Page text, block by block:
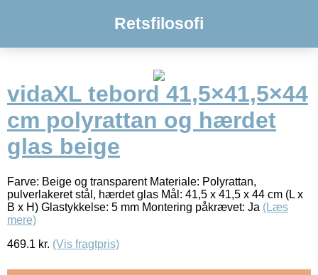
Retsfilosofi
vidaXL tebord 41,5×41,5×44
cm polyrattan og hærdet
glas beige
Farve: Beige og transparent Materiale: Polyrattan,
pulverlakeret stål, hærdet glas Mål: 41,5 x 41,5 x 44 cm (L x
B x H) Glastykkelse: 5 mm Montering påkrævet: Ja (Læs
mere)
469.1 kr. (Vis fragtpris)